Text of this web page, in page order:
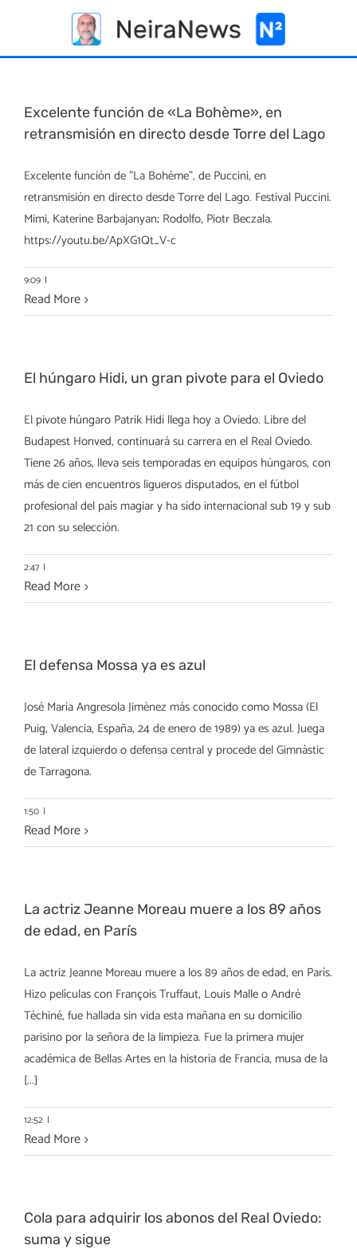
content
Excelente función de «La Bohème», en
retransmisión en directo desde Torre del Lago
Excelente función de "La Bohème", de Puccini, en
retransmisión en directo desde Torre del Lago. Festival Puccini.
Mimi, Katerine Barbajanyan; Rodolfo, Piotr Beczala.
https://youtu.be/ApXG1Qt_V-c
9:09 |
Read More
El húngaro Hidi, un gran pivote para el Oviedo
El pivote húngaro Patrik Hidi llega hoy a Oviedo. Libre del
Budapest Honved, continuará su carrera en el Real Oviedo.
Tiene 26 años, lleva seis temporadas en equipos húngaros, con
más de cien encuentros ligueros disputados, en el fútbol
profesional del país magiar y ha sido internacional sub 19 y sub
21 con su selección.
2:47 |
Read More
El defensa Mossa ya es azul
José María Angresola Jiménez más conocido como Mossa (El
Puig, Valencia, España, 24 de enero de 1989) ya es azul. Juega
de lateral izquierdo o defensa central y procede del Gimnàstic
de Tarragona.
1:50 |
Read More
La actriz Jeanne Moreau muere a los 89 años
de edad, en París
La actriz Jeanne Moreau muere a los 89 años de edad, en París.
Hizo películas con François Truffaut, Louis Malle o André
Téchiné, fue hallada sin vida esta mañana en su domicilio
parisino por la señora de la limpieza. Fue la primera mujer
académica de Bellas Artes en la historia de Francia, musa de la
[...]
12:52 |
Read More
Cola para adquirir los abonos del Real Oviedo:
suma y sigue